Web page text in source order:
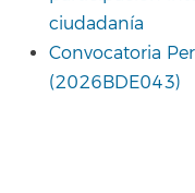
ciudadanía
Convocatoria
(2026BDE043)